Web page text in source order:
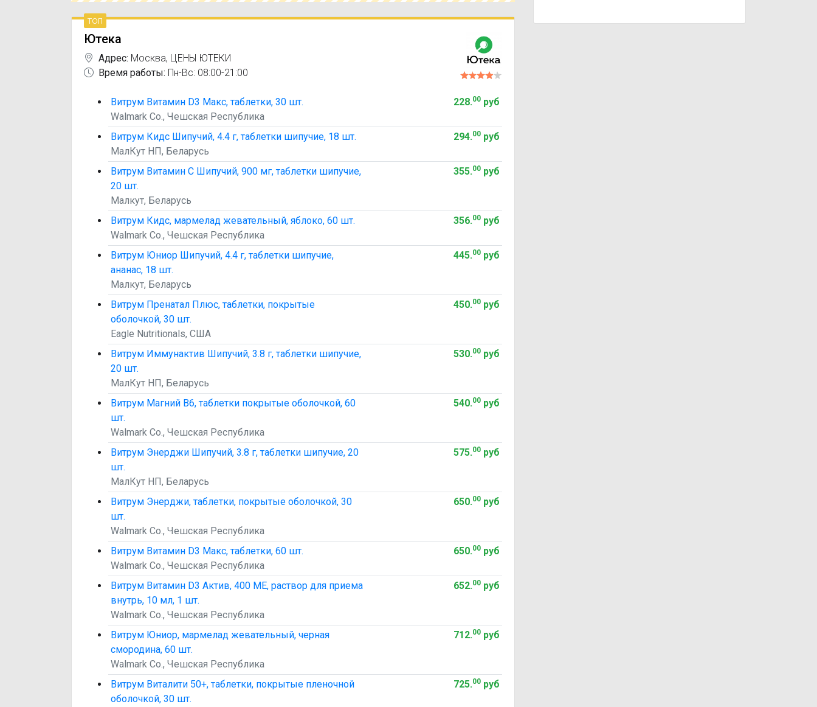
топ
Ютека
Адрес: Москва, ЦЕНЫ ЮТЕКИ
Время работы: Пн-Вс: 08:00-21:00
Витрум Витамин D3 Макс, таблетки, 30 шт.
Walmark Co., Чешская Республика
228.00руб
Витрум Кидс Шипучий, 4.4 г, таблетки шипучие, 18 шт.
МалКут НП, Беларусь
294.00руб
Витрум Витамин С Шипучий, 900 мг, таблетки шипучие,
20 шт.
Малкут, Беларусь
355.00руб
Витрум Кидс, мармелад жевательный, яблоко, 60 шт.
Walmark Co., Чешская Республика
356.00руб
Витрум Юниор Шипучий, 4.4 г, таблетки шипучие,
ананас, 18 шт.
Малкут, Беларусь
445.00руб
Витрум Пренатал Плюс, таблетки, покрытые
оболочкой, 30 шт.
Eagle Nutritionals, США
450.00руб
Витрум Иммунактив Шипучий, 3.8 г, таблетки шипучие,
20 шт.
МалКут НП, Беларусь
530.00руб
Витрум Магний В6, таблетки покрытые оболочкой, 60
шт.
Walmark Co., Чешская Республика
540.00руб
Витрум Энерджи Шипучий, 3.8 г, таблетки шипучие, 20
шт.
МалКут НП, Беларусь
575.00руб
Витрум Энерджи, таблетки, покрытые оболочкой, 30
шт.
Walmark Co., Чешская Республика
650.00руб
Витрум Витамин D3 Макс, таблетки, 60 шт.
Walmark Co., Чешская Республика
650.00руб
Витрум Витамин D3 Актив, 400 МЕ, раствор для приема
внутрь, 10 мл, 1 шт.
Walmark Co., Чешская Республика
652.00руб
Витрум Юниор, мармелад жевательный, черная
смородина, 60 шт.
Walmark Co., Чешская Республика
712.00руб
Витрум Виталити 50+, таблетки, покрытые пленочной
оболочкой, 30 шт.
725.00руб